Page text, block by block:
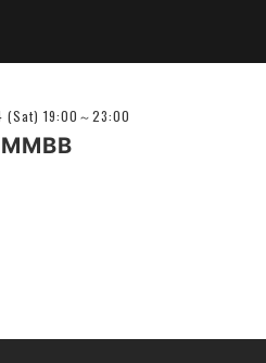
19:00～23:00